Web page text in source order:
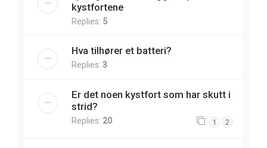
kystfortene
Replies: 5
Hva tilhører et batteri?
Replies: 3
Er det noen kystfort som har skutt i
strid?
Replies: 20 1 2